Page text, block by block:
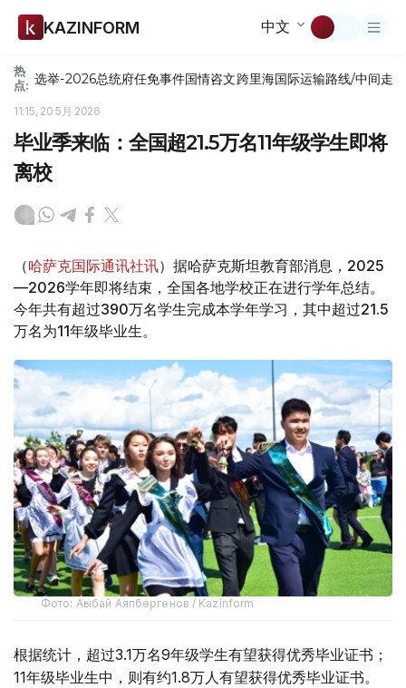
KAZINFORM 中文
热
点: 选举-2026总统府任免事件国情咨文跨里海国际运输路线/中间走廊
11:15, 20 5月 2026
毕业季来临：全国超21.5万名11年级学生即将
离校
（哈萨克国际通讯社讯）据哈萨克斯坦教育部消息，2025
—2026学年即将结束，全国各地学校正在进行学年总结。
今年共有超过390万名学生完成本学年学习，其中超过21.5
万名为11年级毕业生。
Фото: Ағыбай Аяпбергенов / Kazinform
根据统计，超过3.1万名9年级学生有望获得优秀毕业证书；
11年级毕业生中，则有约1.8万人有望获得优秀毕业证书。